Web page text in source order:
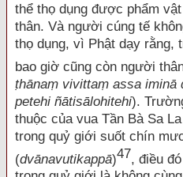
thể thọ dụng được phẩm
thân. Và người cúng tế
thọ dụng, vì Phật dạy rằng,
bao giờ cũng còn người
ṭhānaṃ vivittaṃ assa iminā
petehi ñātisālohitehi).
thuộc của vua Tần Bà Sa
trong quỷ giới suốt chín
(dvānavutikappā)47, điều